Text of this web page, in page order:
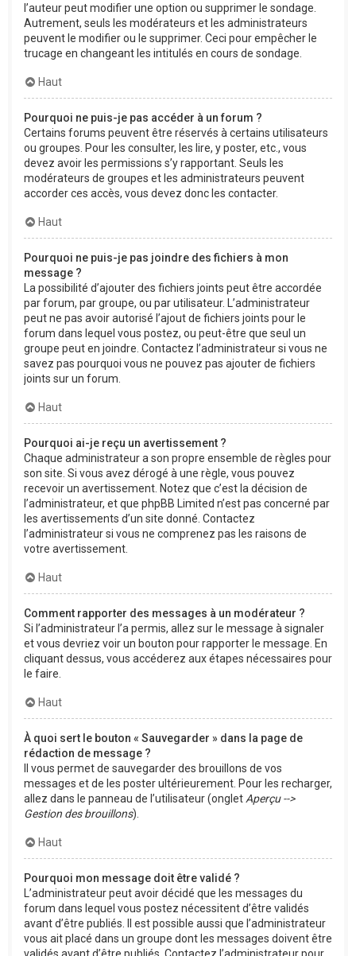
l’auteur peut modifier une option ou supprimer le sondage.
Autrement, seuls les modérateurs et les administrateurs
peuvent le modifier ou le supprimer. Ceci pour empêcher le
trucage en changeant les intitulés en cours de sondage.
Haut
Pourquoi ne puis-je pas accéder à un forum ?
Certains forums peuvent être réservés à certains utilisateurs
ou groupes. Pour les consulter, les lire, y poster, etc., vous
devez avoir les permissions s’y rapportant. Seuls les
modérateurs de groupes et les administrateurs peuvent
accorder ces accès, vous devez donc les contacter.
Haut
Pourquoi ne puis-je pas joindre des fichiers à mon
message ?
La possibilité d’ajouter des fichiers joints peut être accordée
par forum, par groupe, ou par utilisateur. L’administrateur
peut ne pas avoir autorisé l’ajout de fichiers joints pour le
forum dans lequel vous postez, ou peut-être que seul un
groupe peut en joindre. Contactez l’administrateur si vous ne
savez pas pourquoi vous ne pouvez pas ajouter de fichiers
joints sur un forum.
Haut
Pourquoi ai-je reçu un avertissement ?
Chaque administrateur a son propre ensemble de règles pour
son site. Si vous avez dérogé à une règle, vous pouvez
recevoir un avertissement. Notez que c’est la décision de
l’administrateur, et que phpBB Limited n’est pas concerné par
les avertissements d’un site donné. Contactez
l’administrateur si vous ne comprenez pas les raisons de
votre avertissement.
Haut
Comment rapporter des messages à un modérateur ?
Si l’administrateur l’a permis, allez sur le message à signaler
et vous devriez voir un bouton pour rapporter le message. En
cliquant dessus, vous accéderez aux étapes nécessaires pour
le faire.
Haut
À quoi sert le bouton « Sauvegarder » dans la page de
rédaction de message ?
Il vous permet de sauvegarder des brouillons de vos
messages et de les poster ultérieurement. Pour les recharger,
allez dans le panneau de l’utilisateur (onglet Aperçu -->
Gestion des brouillons).
Haut
Pourquoi mon message doit être validé ?
L’administrateur peut avoir décidé que les messages du
forum dans lequel vous postez nécessitent d’être validés
avant d’être publiés. Il est possible aussi que l’administrateur
vous ait placé dans un groupe dont les messages doivent être
validés avant d’être publiés. Contactez l’administrateur pour